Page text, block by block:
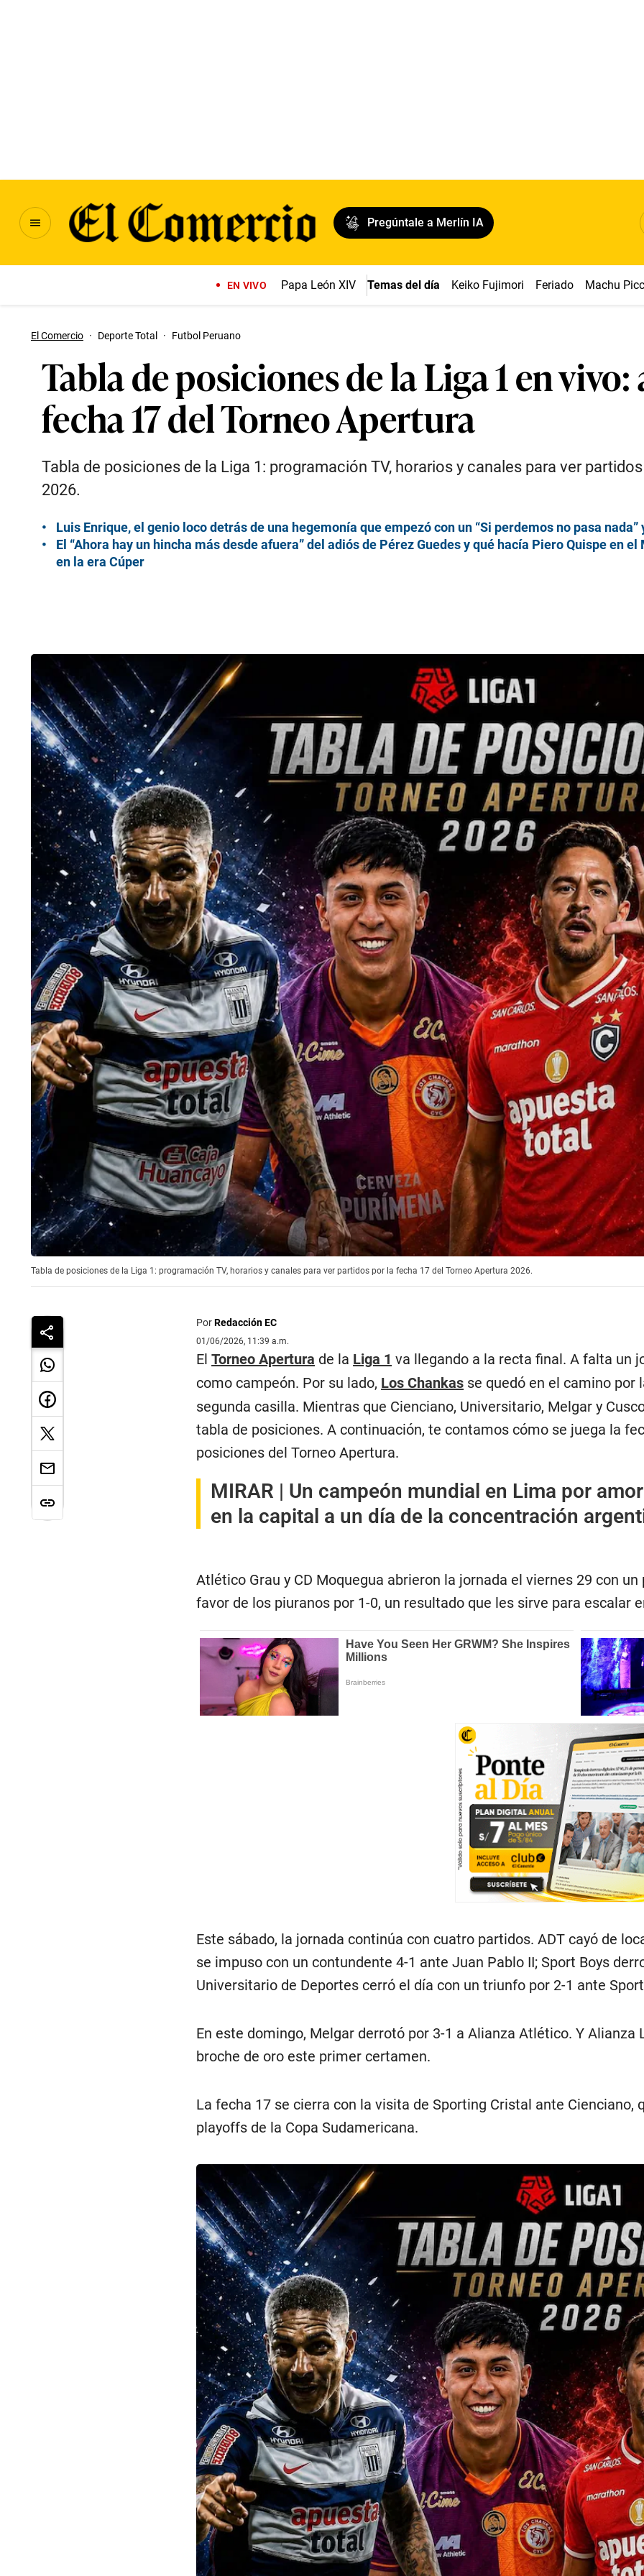
Pregúntale a Merlín IA
EN VIVO Papa León XIV Temas del día Keiko Fujimori Feriado Machu
El Comercio · Deporte Total · Futbol Peruano
Tabla de posiciones de la Liga 1 en
fecha 17 del Torneo Apertura
Tabla de posiciones de la Liga 1: programación TV, horarios y canales para ver
2026.
Luis Enrique, el genio loco detrás de una hegemonía que empezó con un “Si perdemos no pasa
El “Ahora hay un hincha más desde afuera” del adiós de Pérez Guedes y qué hacía Piero Quispe en
en la era Cúper
Tabla de posiciones de la Liga 1: programación TV, horarios y canales para ver partidos por la fecha 17 del Torneo Apertura 2026.
PorRedacción EC
01/06/2026, 11:39 a.m.
ElTorneo Apertura de la Liga 1 va llegando a la recta final. A falta un
como campeón. Por su lado, Los Chankas se quedó en el camino por
segunda casilla. Mientras que Cienciano, Universitario, Melgar y
tabla de posiciones. A continuación, te contamos cómo se juega la
posiciones del Torneo Apertura.
MIRAR | Un campeón mundial en Lima por
en la capital a un día de la concentración
Atlético Grau y CD Moquegua abrieron la jornada el viernes 29 con
favor de los piuranos por 1-0, un resultado que les sirve para escalar
Este sábado, la jornada continúa con cuatro partidos. ADT cayó de
se impuso con un contundente 4-1 ante Juan Pablo II; Sport Boys
Universitario de Deportes cerró el día con un triunfo por 2-1 ante
En este domingo, Melgar derrotó por 3-1 a Alianza Atlético. Y
broche de oro este primer certamen.
La fecha 17 se cierra con la visita de Sporting Cristal ante
playoffs de la Copa Sudamericana.